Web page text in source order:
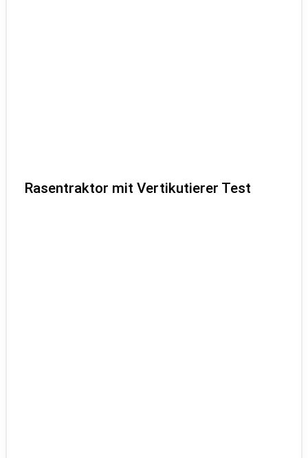
Rasentraktor mit Vertikutierer Test